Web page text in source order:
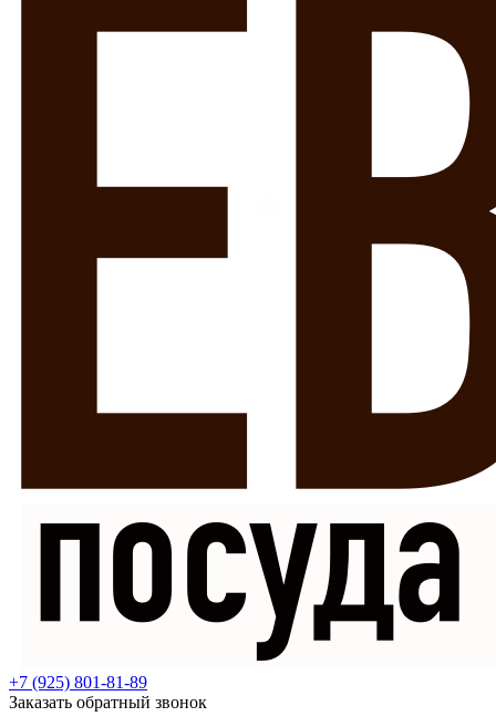
+7 (925) 801-81-89
Заказать обратный звонок